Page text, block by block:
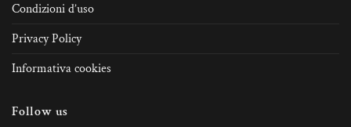
Condizioni d’uso
Privacy Policy
Informativa cookies
Follow us